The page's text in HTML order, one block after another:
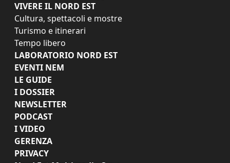
VIVERE IL NORD EST
Cultura, spettacoli e mostre
Turismo e itinerari
Tempo libero
LABORATORIO NORD EST
EVENTI NEM
LE GUIDE
I DOSSIER
NEWSLETTER
PODCAST
I VIDEO
GERENZA
PRIVACY